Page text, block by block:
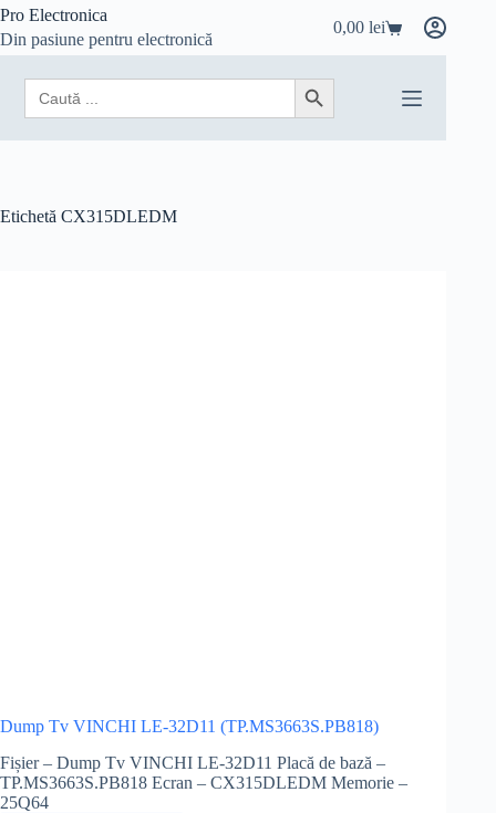
Sari
conținut
Pro Electronica
Din pasiune pentru electronică
Coș
de
cumpărături
0,00lei
Search
for:
Search Button
Etichetă CX315DLEDM
Dump Tv VINCHI LE-32D11 (TP.MS3663S.PB818)
Fișier – Dump Tv VINCHI LE-32D11 Placă de bază –
TP.MS3663S.PB818 Ecran – CX315DLEDM Memorie –
25Q64